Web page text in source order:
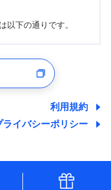
以下の通りです。
携会社の保険その他に
約を勧奨するため、ま
またそれらに付帯、関
・サービスをご提案す
ります。）
利用規約
ライバシーポリシー